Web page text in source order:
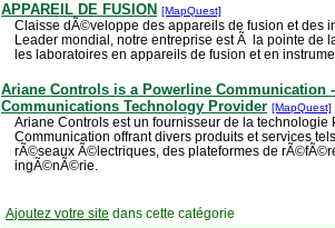
APPAREIL DE FUSION [MapQuest]
Claisse dÃ©veloppe des appareils de fusion et des
Leader mondial, notre entreprise est Ã la pointe de
les laboratoires en appareils de fusion et en
Ariane Controls is a Powerline Communication
Communications Technology Provider [MapQuest]
Ariane Controls est un fournisseur de la technologie
Communication offrant divers produits et services
rÃ©seaux Ã©lectriques, des plateformes de
ingÃ©nÃ©rie.
Ajoutez votre site dans cette catégorie